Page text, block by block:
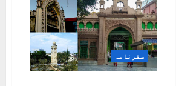
سفرنامہ